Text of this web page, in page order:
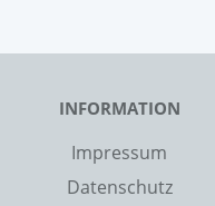
INFORMATION
Impressum
Datenschutz